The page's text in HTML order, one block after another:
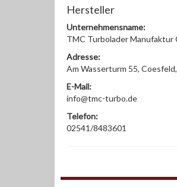
Hersteller
Unternehmensname:
TMC Turbolader Manufaktur
Adresse:
Am Wasserturm 55,
E-Mail:
info@tmc-turbo.de
Telefon:
02541/8483601